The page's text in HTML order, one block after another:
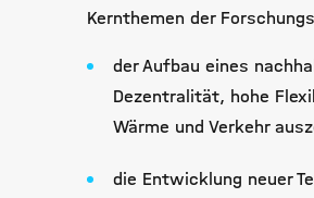
Kernthemen der
der Aufbau eines
Dezentralität, hohe
Wärme und Verkehr
die Entwicklung neuer